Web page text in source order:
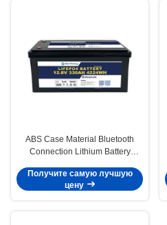
ABS Case Material Bluetooth
Connection Lithium Battery
IP65 и эффективностью ≥99%
Получите самую лучшую
цену